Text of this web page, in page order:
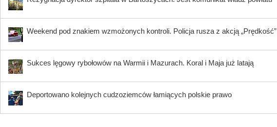
Weekend pod znakiem wzmożonych kontroli. Policja rusza z akcją „Prędkość”
Sukces lęgowy rybołowów na Warmii i Mazurach. Koral i Maja już latają
Deportowano kolejnych cudzoziemców łamiących polskie prawo